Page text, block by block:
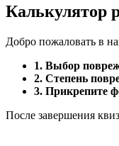
Калькулятор
Добро пожаловать в
1. Выбор
2. Степень
3. Прикрепите
После завершения